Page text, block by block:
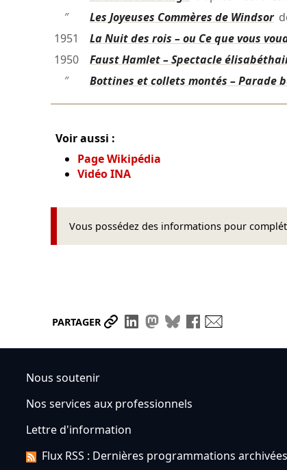
″
Les Joyeuses Commères de Windsor
1951
La Nuit des rois – ou Ce que vous
1950
Faust Hamlet – Spectacle
″
Bottines et collets montés – Parade
Voir aussi :
Page Wikipédia
Vidéo INA
Vous possédez des informations pour
PARTAGER Partager le lien
Partager sur LinkedIn
Partager sur Mastodon
Partager sur
Partager sur
Nous soutenir
Nos services aux professionnels
Lettre d'information
Flux RSS : Dernières programmations archivées